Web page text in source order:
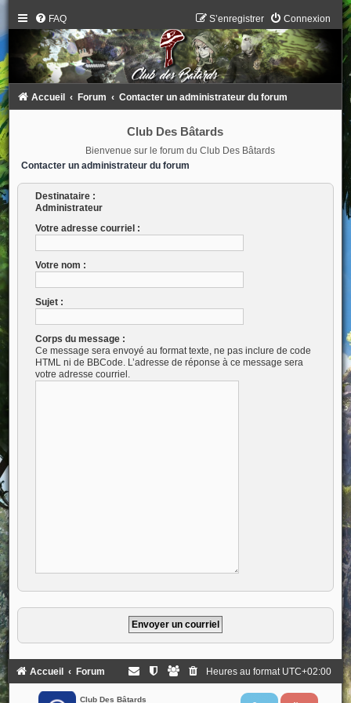
FAQ Connexion
S’enregistrer
Accueil Forum Contacter un administrateur du forum
Club Des Bâtards
Bienvenue sur le forum du Club Des Bâtards
Contacter un administrateur du forum
Destinataire :
Administrateur
Votre adresse courriel :
Votre nom :
Sujet :
Corps du message :
Ce message sera envoyé au format texte, ne pas inclure de code
HTML ni de BBCode. L’adresse de réponse à ce message sera
votre adresse courriel.
Accueil Forum Heures au format UTC+02:00
Club Des Bâtards